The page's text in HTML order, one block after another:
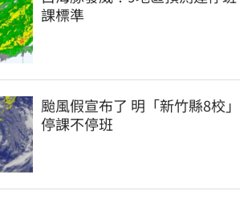
課標準
颱風假宣布了 明「新竹縣8校」
停課不停班